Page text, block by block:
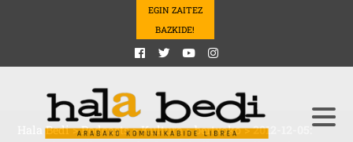
EGIN ZAITEZ
BAZKIDE!
Hala Bedi>Podcasts>Kultura>bertxoko>2012-12-05: